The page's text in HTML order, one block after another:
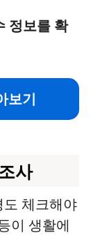
정보를 확
보기
사
체크해야
이 생활에